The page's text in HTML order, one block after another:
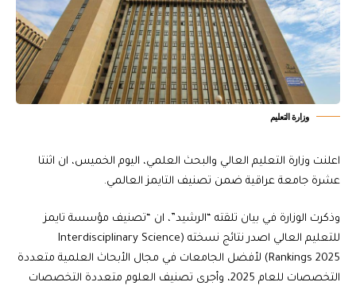
وزارة التعليم
اعلنت وزارة التعليم العالي والبحث العلمي، اليوم الخميس، ان اثنتا
عشرة جامعة عراقية ضمن تصنيف التايمز العالمي.
وذكرت الوزارة في بيان تلقته “الرشيد”، ان “تصنيف مؤسسة تايمز
للتعليم العالي اصدر نتائج نسخته (Interdisciplinary Science
Rankings 2025) لأفضل الجامعات في مجال الأبحاث العلمية متعددة
التخصصات للعام 2025، وأجرى تصنيف العلوم متعددة التخصصات